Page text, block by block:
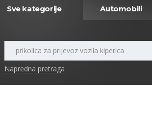
Sve kategorije Automobili
Napredna pretraga